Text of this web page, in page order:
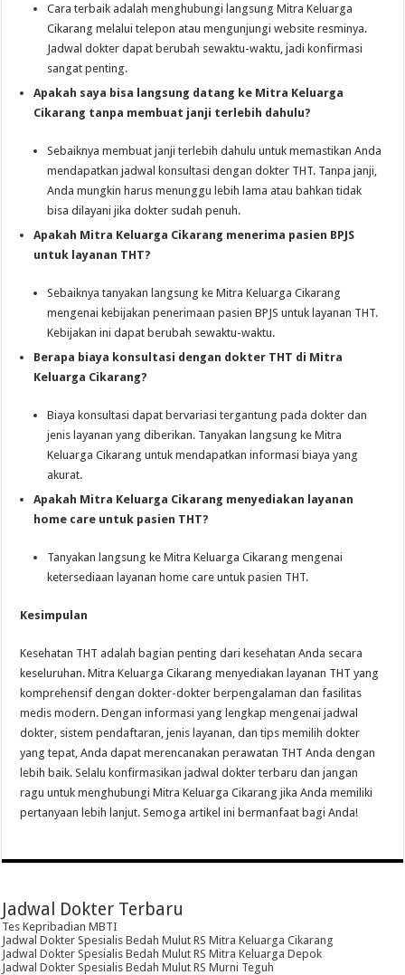
Cara terbaik adalah menghubungi langsung Mitra Keluarga
Cikarang melalui telepon atau mengunjungi website resminya.
Jadwal dokter dapat berubah sewaktu-waktu, jadi konfirmasi
sangat penting.
Apakah saya bisa langsung datang ke Mitra Keluarga
Cikarang tanpa membuat janji terlebih dahulu?
Sebaiknya membuat janji terlebih dahulu untuk memastikan Anda
mendapatkan jadwal konsultasi dengan dokter THT. Tanpa janji,
Anda mungkin harus menunggu lebih lama atau bahkan tidak
bisa dilayani jika dokter sudah penuh.
Apakah Mitra Keluarga Cikarang menerima pasien BPJS
untuk layanan THT?
Sebaiknya tanyakan langsung ke Mitra Keluarga Cikarang
mengenai kebijakan penerimaan pasien BPJS untuk layanan THT.
Kebijakan ini dapat berubah sewaktu-waktu.
Berapa biaya konsultasi dengan dokter THT di Mitra
Keluarga Cikarang?
Biaya konsultasi dapat bervariasi tergantung pada dokter dan
jenis layanan yang diberikan. Tanyakan langsung ke Mitra
Keluarga Cikarang untuk mendapatkan informasi biaya yang
akurat.
Apakah Mitra Keluarga Cikarang menyediakan layanan
home care untuk pasien THT?
Tanyakan langsung ke Mitra Keluarga Cikarang mengenai
ketersediaan layanan home care untuk pasien THT.
Kesimpulan
Kesehatan THT adalah bagian penting dari kesehatan Anda secara
keseluruhan. Mitra Keluarga Cikarang menyediakan layanan THT yang
komprehensif dengan dokter-dokter berpengalaman dan fasilitas
medis modern. Dengan informasi yang lengkap mengenai jadwal
dokter, sistem pendaftaran, jenis layanan, dan tips memilih dokter
yang tepat, Anda dapat merencanakan perawatan THT Anda dengan
lebih baik. Selalu konfirmasikan jadwal dokter terbaru dan jangan
ragu untuk menghubungi Mitra Keluarga Cikarang jika Anda memiliki
pertanyaan lebih lanjut. Semoga artikel ini bermanfaat bagi Anda!
Jadwal Dokter Terbaru
Tes Kepribadian MBTI
Jadwal Dokter Spesialis Bedah Mulut RS Mitra Keluarga Cikarang
Jadwal Dokter Spesialis Bedah Mulut RS Mitra Keluarga Depok
Jadwal Dokter Spesialis Bedah Mulut RS Murni Teguh